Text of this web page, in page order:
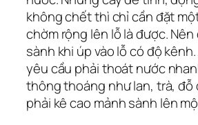
không chết thì chỉ cần đặt
chờm rộng lên lỗ là được.
sành khi úp vào lỗ có độ
yêu cầu phải thoát nước
thông thoáng như lan, trà, đỗ
phải kê cao mảnh sành lên